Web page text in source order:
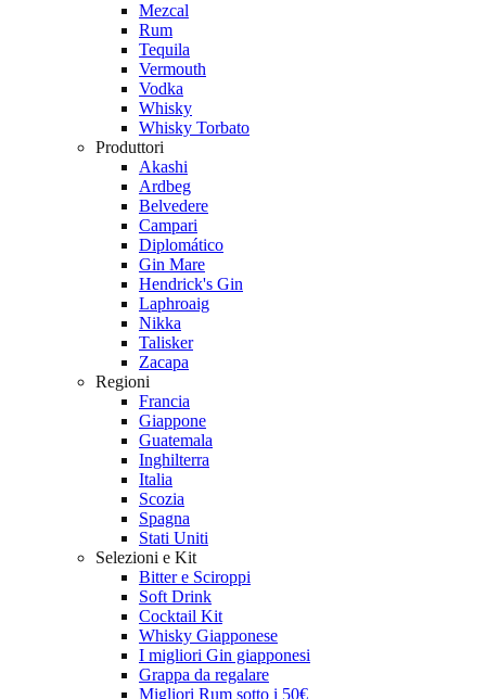
Mezcal
Rum
Tequila
Vermouth
Vodka
Whisky
Whisky Torbato
Produttori
Akashi
Ardbeg
Belvedere
Campari
Diplomático
Gin Mare
Hendrick's Gin
Laphroaig
Nikka
Talisker
Zacapa
Regioni
Francia
Giappone
Guatemala
Inghilterra
Italia
Scozia
Spagna
Stati Uniti
Selezioni e Kit
Bitter e Sciroppi
Soft Drink
Cocktail Kit
Whisky Giapponese
I migliori Gin giapponesi
Grappa da regalare
Migliori Rum sotto i 50€